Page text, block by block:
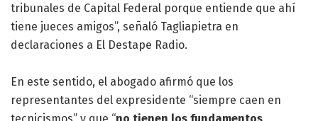
tribunales de Capital Federal porque entiende que ahí
tiene jueces amigos”, señaló Tagliapietra en
declaraciones a El Destape Radio.
En este sentido, el abogado afirmó que los
representantes del expresidente “siempre caen en